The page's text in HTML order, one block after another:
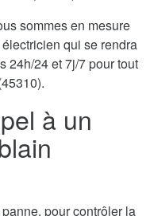
sommes en mesure
qui se rendra
24h/24 et 7j/7 pour tout
à un
pour contrôler la